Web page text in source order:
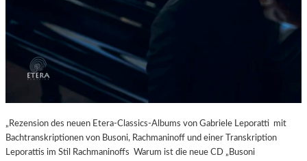
„Rezension des neuen Etera-Classics-Albums von Gabriele Leporatti mit
Bachtranskriptionen von Busoni, Rachmaninoff und einer Transkription
Leporattis im Stil Rachmaninoffs Warum ist die neue CD „Busoni